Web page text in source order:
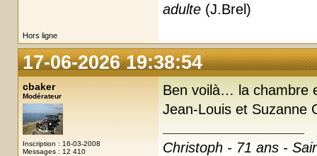
adulte (J.Brel)
Hors ligne
17-06-2026 19:38:54
cbaker
Modérateur
Inscription : 16-03-2008
Messages : 12 410
Ben voilà… la chambre
Jean-Louis et
Christoph - 71 ans -